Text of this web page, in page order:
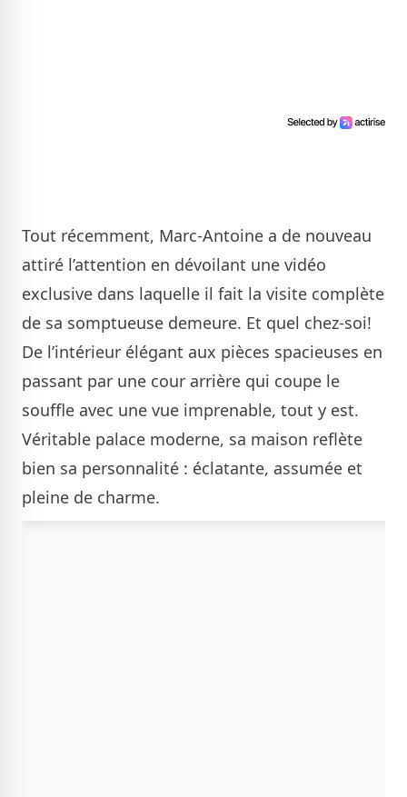
Tout récemment, Marc-Antoine a de nouveau
attiré l’attention en dévoilant une vidéo
exclusive dans laquelle il fait la visite complète
de sa somptueuse demeure. Et quel chez-soi!
De l’intérieur élégant aux pièces spacieuses en
passant par une cour arrière qui coupe le
souffle avec une vue imprenable, tout y est.
Véritable palace moderne, sa maison reflète
bien sa personnalité : éclatante, assumée et
pleine de charme.